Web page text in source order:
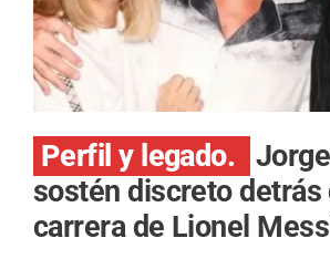
Perfil y legado.
sostén discreto detrás
carrera de Lionel